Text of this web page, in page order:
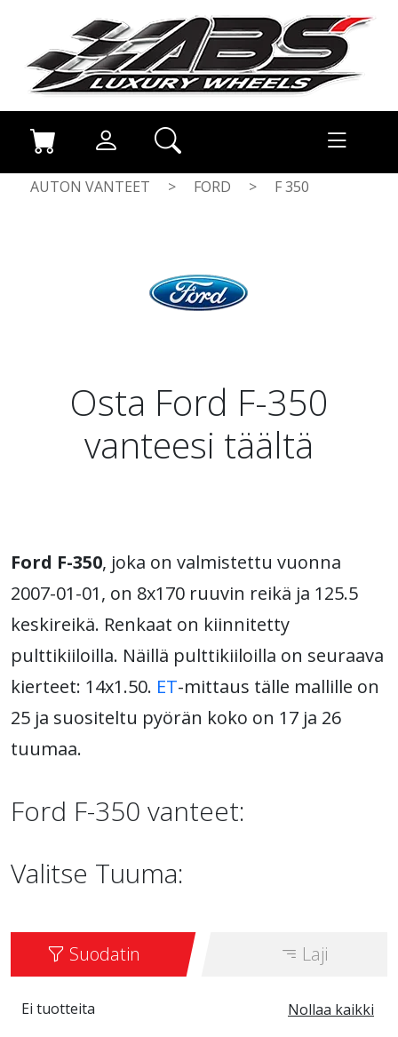
AUTON VANTEET > FORD > F 350
Osta Ford F-350
vanteesi täältä
Ford F-350, joka on valmistettu vuonna
2007-01-01, on 8x170 ruuvin reikä ja 125.5
keskireikä. Renkaat on kiinnitetty
pulttikiiloilla. Näillä pulttikiiloilla on seuraava
kierteet: 14x1.50. ET-mittaus tälle mallille on
25 ja suositeltu pyörän koko on 17 ja 26
tuumaa.
Ford F-350 vanteet:
Valitse Tuuma:
Suodatin Laji
Nollaa kaikki
Ei tuotteita